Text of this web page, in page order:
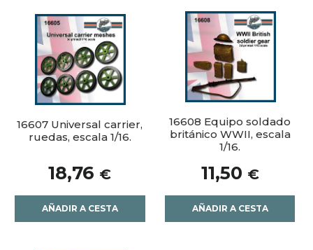
16607 Universal carrier,
ruedas, escala 1/16.
18,76 €
AÑADIR A CESTA
16608 Equipo soldado
británico WWII, escala
1/16.
11,50 €
AÑADIR A CESTA